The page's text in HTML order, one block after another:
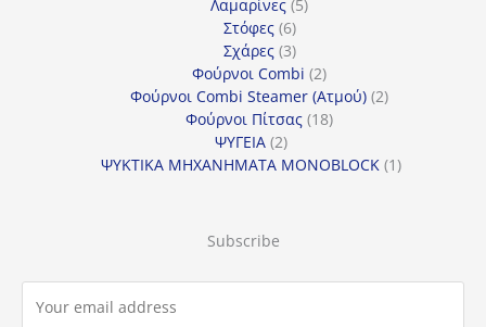
Λαμαρίνες 55
Στόφες 66
προϊόντα
Σχάρες 33
προϊόντα
Φούρνοι Combi 22
προϊόντα
Φούρνοι Combi Steamer (Ατμού) 22
Φούρνοι Πίτσας 1818
ΨΥΓΕΙΑ 22
προϊόντα
ΨΥΚΤΙΚΑ ΜΗΧΑΝΗΜΑΤΑ MONOBLOCK 11
Subscribe